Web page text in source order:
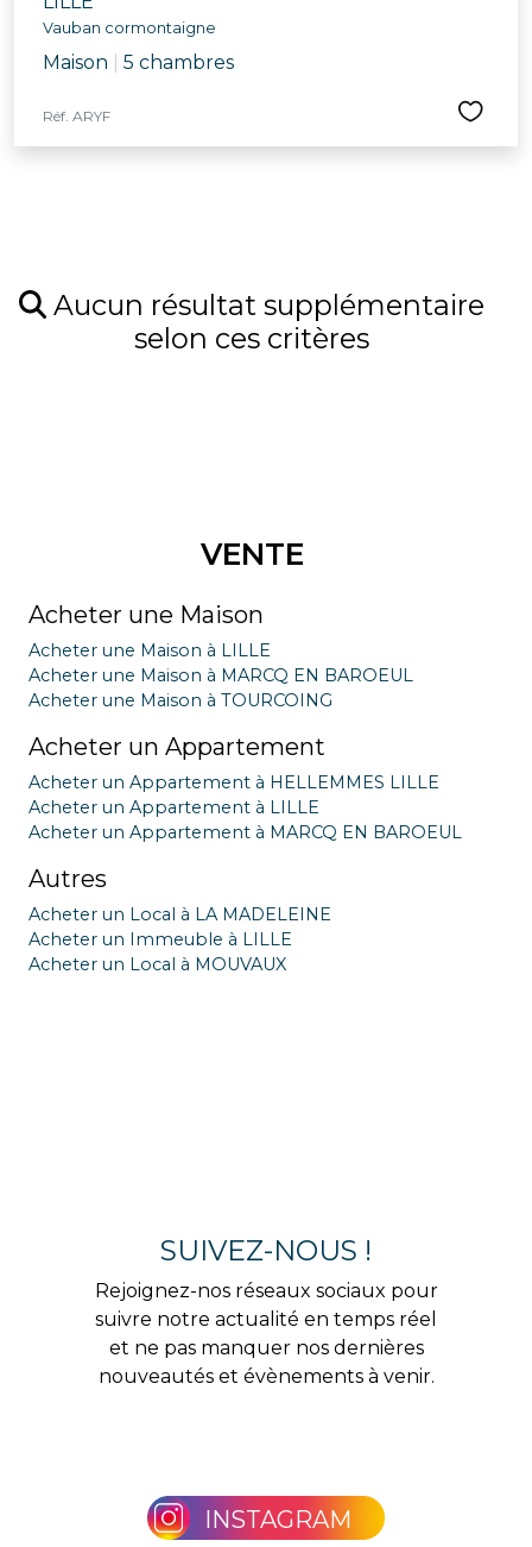
Vauban cormontaigne
Maison 5 chambres
Réf. ARYF
Aucun résultat supplémentaire
selon ces critères
VENTE
Acheter une Maison
Acheter une Maison à LILLE
Acheter une Maison à MARCQ EN BAROEUL
Acheter une Maison à TOURCOING
Acheter un Appartement
Acheter un Appartement à HELLEMMES LILLE
Acheter un Appartement à LILLE
Acheter un Appartement à MARCQ EN BAROEUL
Autres
Acheter un Local à LA MADELEINE
Acheter un Immeuble à LILLE
Acheter un Local à MOUVAUX
SUIVEZ-NOUS !
Rejoignez-nos réseaux sociaux pour
suivre notre actualité en temps réel
et ne pas manquer nos dernières
nouveautés et évènements à venir.
INSTAGRAM